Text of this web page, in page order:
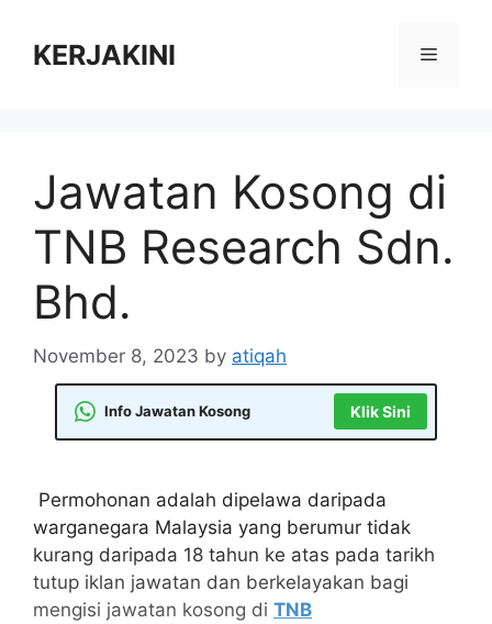
contentKERJAKINI Menu
Jawatan Kosong di
TNB Research Sdn.
Bhd.
November 8, 2023 by atiqah
Info Jawatan Kosong Klik Sini
Permohonan adalah dipelawa daripada
warganegara Malaysia yang berumur tidak
kurang daripada 18 tahun ke atas pada tarikh
tutup iklan jawatan dan berkelayakan bagi
mengisi jawatan kosong di TNB